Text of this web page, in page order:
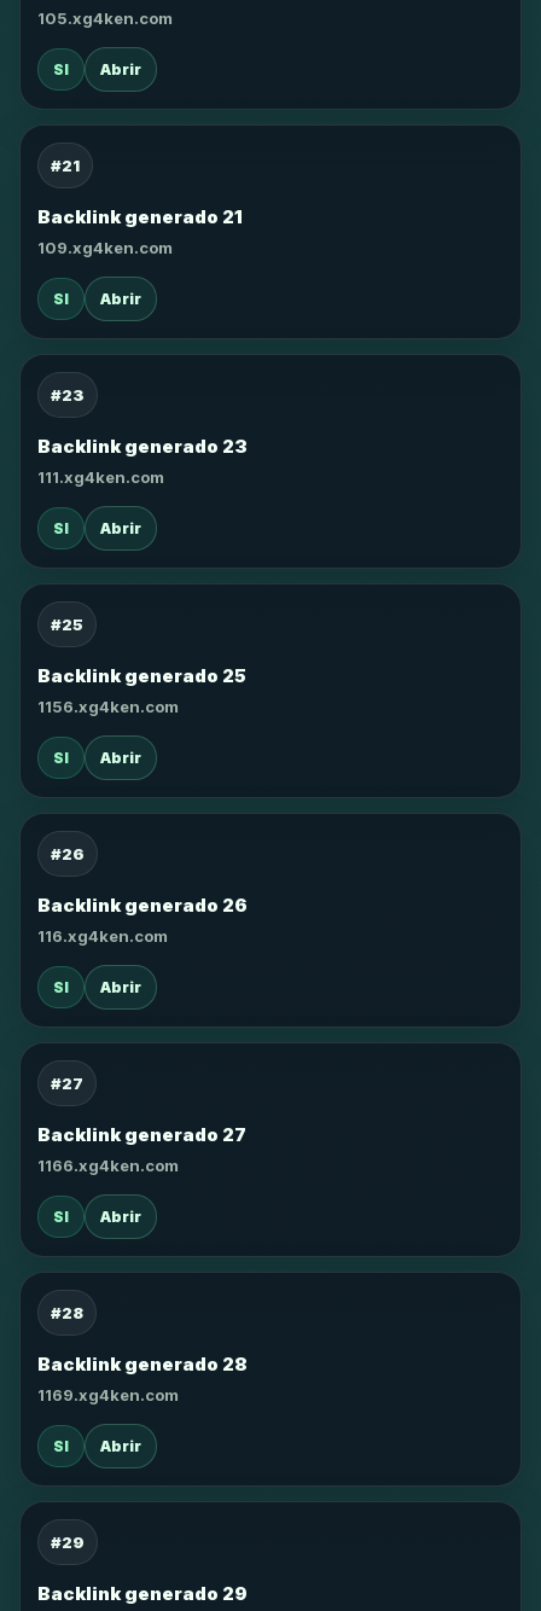
105.xg4ken.com
SI Abrir
#21
Backlink generado 21
109.xg4ken.com
SI Abrir
#23
Backlink generado 23
111.xg4ken.com
SI Abrir
#25
Backlink generado 25
1156.xg4ken.com
SI Abrir
#26
Backlink generado 26
116.xg4ken.com
SI Abrir
#27
Backlink generado 27
1166.xg4ken.com
SI Abrir
#28
Backlink generado 28
1169.xg4ken.com
SI Abrir
#29
Backlink generado 29